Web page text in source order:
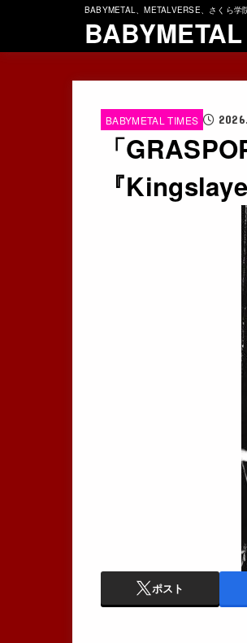
BABYMETAL、METALVERSE、さくら学
BABYMETAL TIMES
「
『
ポスト